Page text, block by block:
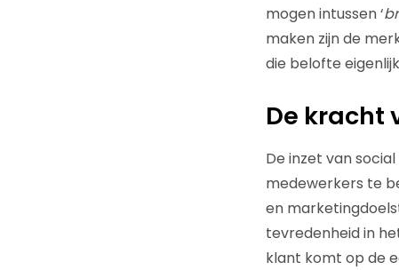
mogen intussen ‘
maken zijn de
die belofte
De kracht
De inzet van
medewerkers te
en
tevredenheid in
klant komt op de